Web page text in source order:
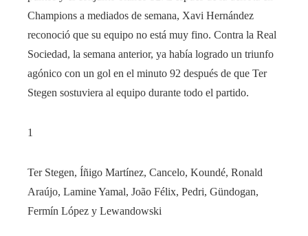
Champions a mediados de semana, Xavi Hernández
reconoció que su equipo no está muy fino. Contra la Real
Sociedad, la semana anterior, ya había logrado un triunfo
agónico con un gol en el minuto 92 después de que Ter
Stegen sostuviera al equipo durante todo el partido.
1
Ter Stegen, Íñigo Martínez, Cancelo, Koundé, Ronald
Araújo, Lamine Yamal, João Félix, Pedri, Gündogan,
Fermín López y Lewandowski